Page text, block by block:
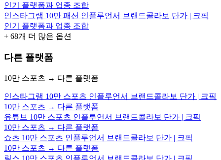
인기 플랫폼과 업종 조합
인스타그램 10만 패션 인플루언서 브랜드콜라보 단가 | 크픽
인기 플랫폼과 업종 조합
+ 68개 더 많은 옵션
다른 플랫폼
10만 스포츠 → 다른 플랫폼
인스타그램 10만 스포츠 인플루언서 브랜드콜라보 단가 | 크픽
10만 스포츠 → 다른 플랫폼
유튜브 10만 스포츠 인플루언서 브랜드콜라보 단가 | 크픽
10만 스포츠 → 다른 플랫폼
쇼츠 10만 스포츠 인플루언서 브랜드콜라보 단가 | 크픽
10만 스포츠 → 다른 플랫폼
릴스 10만 스포츠 인플루언서 브랜드콜라보 단가 | 크픽